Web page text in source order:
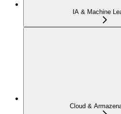
IA & Machine
Cloud &